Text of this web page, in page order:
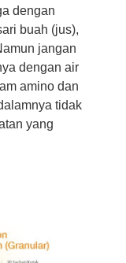
dengan
buah (jus),
jangan
dengan air
amino dan
tidak
yang